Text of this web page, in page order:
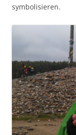
symbolisieren.